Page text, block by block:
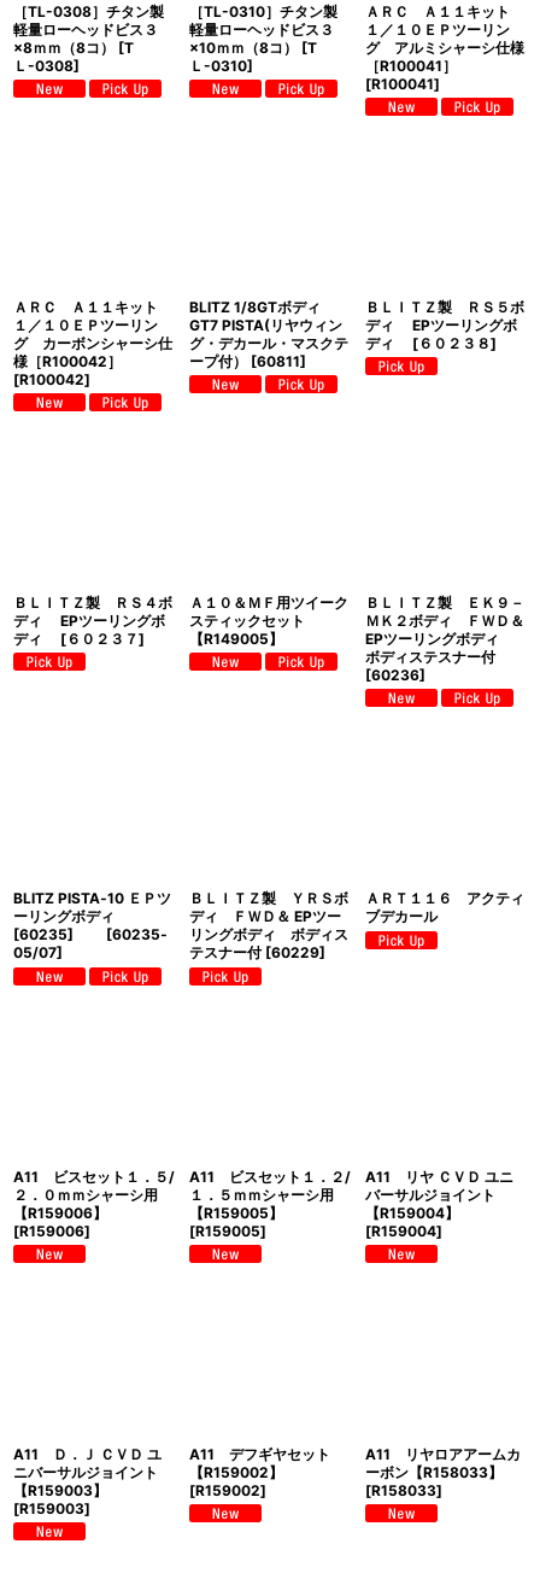
［TL-0308］チタン製
軽量ローヘッドビス３
×8ｍｍ（8コ）
[T
Ｌ-0308]
［TL-0310］チタン製
軽量ローヘッドビス３
×10ｍｍ（8コ）
[T
Ｌ-0310]
ＡＲＣ Ａ１１キット
１／１０ＥＰツーリン
グ アルミシャーシ仕様
［R100041］
[R100041]
ＡＲＣ Ａ１１キット
１／１０ＥＰツーリン
グ カーボンシャーシ仕
様［R100042］
[R100042]
BLITZ 1/8GTボディ
GT7 PISTA(リヤウィン
グ・デカール・マスクテ
ープ付）
[60811]
ＢＬＩＴＺ製 ＲＳ５ボ
ディ EPツーリングボ
ディ
[６０２３８]
ＢＬＩＴＺ製 ＲＳ４ボ
ディ EPツーリングボ
ディ
[ ６０２３７]
Ａ１０＆ＭＦ用ツイーク
スティックセット
【R149005】
ＢＬＩＴＺ製 ＥＫ９－
ＭＫ２ボディ ＦＷＤ＆
EPツーリングボディ
ボディステスナー付
[60236]
BLITZ PISTA‐10 ＥＰツ
ーリングボディ
[60235]
[60235‐
05/07]
ＢＬＩＴＺ製 ＹＲＳボ
ディ ＦＷＤ＆ EPツー
リングボディ ボディス
テスナー付 [60229]
ＡＲＴ１１６ アクティ
ブデカール
A11 ビスセット１．５/
２．０ｍｍシャーシ用
【R159006】
[R159006]
A11 ビスセット１．２/
１．５ｍｍシャーシ用
【R159005】
[R159005]
A11 リヤ ＣＶＤ ユニ
バーサルジョイント
【R159004】
[R159004]
A11 Ｄ．Ｊ ＣＶＤ ユ
ニバーサルジョイント
【R159003】
[R159003]
A11 デフギヤセット
【R159002】
[R159002]
A11 リヤロアアームカ
ーボン【R158033】
[R158033]